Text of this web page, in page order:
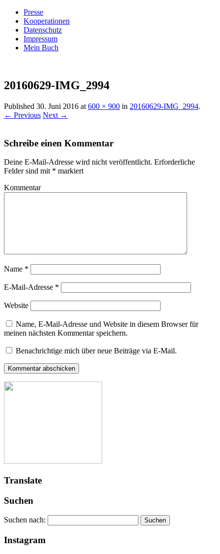
Presse
Kooperationen
Datenschutz
Impressum
Mein Buch
Villa König
20160629-IMG_2994
Published 30. Juni 2016 at 600 × 900 in 20160629-IMG_2994.
← Previous Next →
Schreibe einen Kommentar
Deine E-Mail-Adresse wird nicht veröffentlicht. Erforderliche
Felder sind mit * markiert
Kommentar
Name *
E-Mail-Adresse *
Website
Name, E-Mail-Adresse und Website in diesem Browser für
meinen nächsten Kommentar speichern.
Benachrichtige mich über neue Beiträge via E-Mail.
Translate
Suchen
Suchen nach:
Instagram